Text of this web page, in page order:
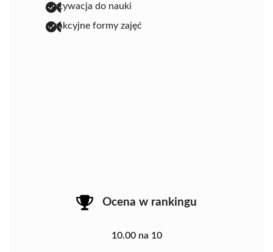
motywacja do nauki
atrakcyjne formy zajęć
Ocena w rankingu
10.00 na 10